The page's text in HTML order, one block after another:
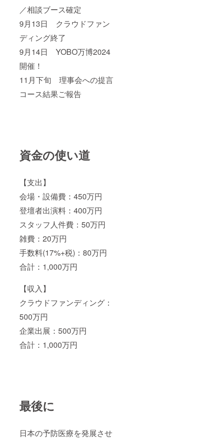
／相談ブース確定
9月13日 クラウドファン
ディング終了
9月14日 YOBO万博2024
開催！
11月下旬 理事会への提言
コース結果ご報告
資金の使い道
【支出】
会場・設備費：450万円
登壇者出演料：400万円
スタッフ人件費：50万円
雑費：20万円
手数料(17%+税)：80万円
合計：1,000万円
【収入】
クラウドファンディング：
500万円
企業出展：500万円
合計：1,000万円
最後に
日本の予防医療を発展させ